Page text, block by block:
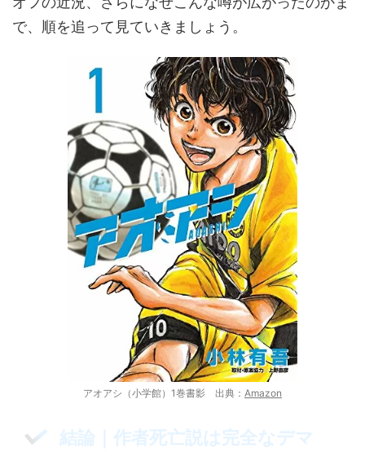
で、順を追って見ていきましょう。
アオアシ（小学館）1巻書影 出典： Amazon
結論｜作者死亡説は完全なデマ